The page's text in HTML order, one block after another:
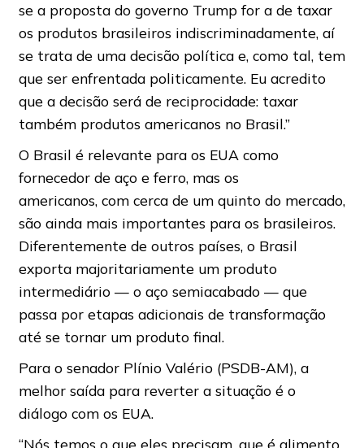
se a proposta do governo Trump for a de taxar
os produtos brasileiros indiscriminadamente, aí
se trata de uma decisão política e, como tal, tem
que ser enfrentada politicamente. Eu acredito
que a decisão será de reciprocidade: taxar
também produtos americanos no Brasil.”
O Brasil é relevante para os EUA como
fornecedor de aço e ferro, mas os
americanos, com cerca de um quinto do mercado,
são ainda mais importantes para os brasileiros.
Diferentemente de outros países, o Brasil
exporta majoritariamente um produto
intermediário — o aço semiacabado — que
passa por etapas adicionais de transformação
até se tornar um produto final.
Para o senador Plínio Valério (PSDB-AM), a
melhor saída para reverter a situação é o
diálogo com os EUA.
“Nós temos o que eles precisam, que é alimento.